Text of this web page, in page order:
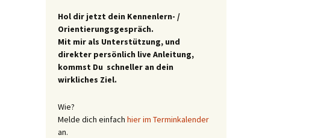
Hol dir jetzt dein Kennenlern- /
Orientierungsgespräch.
Mit mir als Unterstützung, und
direkter persönlich live Anleitung,
kommst Du schneller an dein
wirkliches Ziel.
Wie?
Melde dich einfach hier im Terminkalender
an.